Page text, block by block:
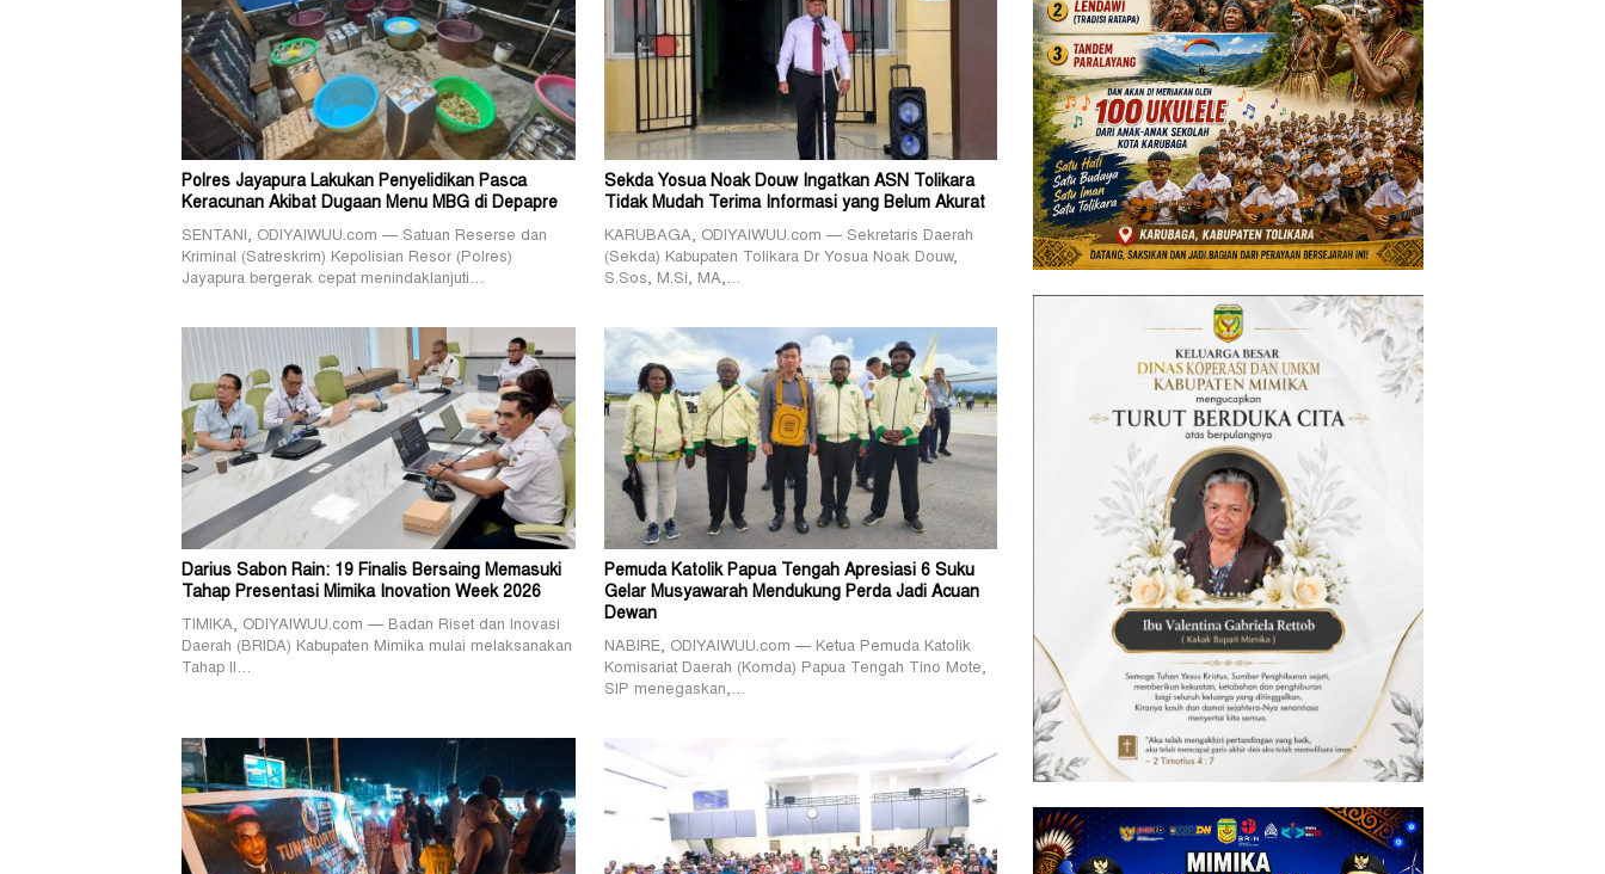
Polres Jayapura Lakukan Penyelidikan Pasca
Keracunan Akibat Dugaan Menu MBG di Depapre
SENTANI, ODIYAIWUU.com — Satuan Reserse dan
Kriminal (Satreskrim) Kepolisian Resor (Polres)
Jayapura bergerak cepat menindaklanjuti…
Sekda Yosua Noak Douw Ingatkan ASN Tolikara
Tidak Mudah Terima Informasi yang Belum Akurat
KARUBAGA, ODIYAIWUU.com — Sekretaris Daerah
(Sekda) Kabupaten Tolikara Dr Yosua Noak Douw,
S.Sos, M.Si, MA,…
Darius Sabon Rain: 19 Finalis Bersaing Memasuki
Tahap Presentasi Mimika Inovation Week 2026
TIMIKA, ODIYAIWUU.com — Badan Riset dan Inovasi
Daerah (BRIDA) Kabupaten Mimika mulai melaksanakan
Tahap II…
Pemuda Katolik Papua Tengah Apresiasi 6 Suku
Gelar Musyawarah Mendukung Perda Jadi Acuan
Dewan
NABIRE, ODIYAIWUU.com — Ketua Pemuda Katolik
Komisariat Daerah (Komda) Papua Tengah Tino Mote,
SIP menegaskan,…